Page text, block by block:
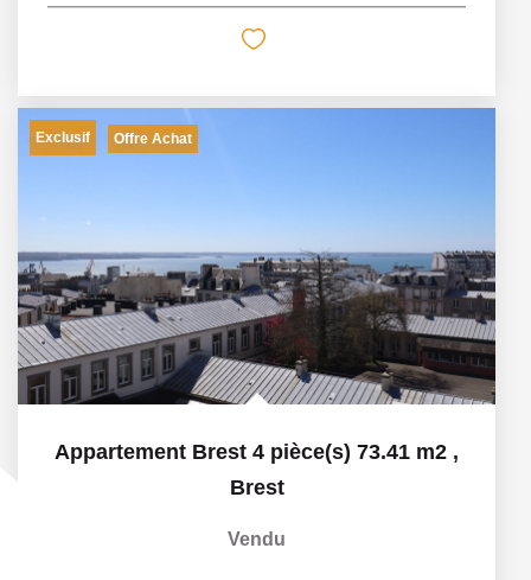
Exclusif Offre Achat
Appartement Brest 4 pièce(s) 73.41 m2 ,
Brest
Vendu